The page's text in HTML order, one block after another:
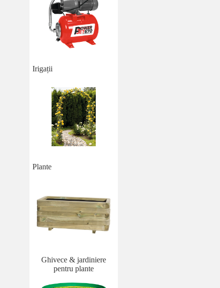
Irigații
Plante
Ghivece & jardiniere
pentru plante